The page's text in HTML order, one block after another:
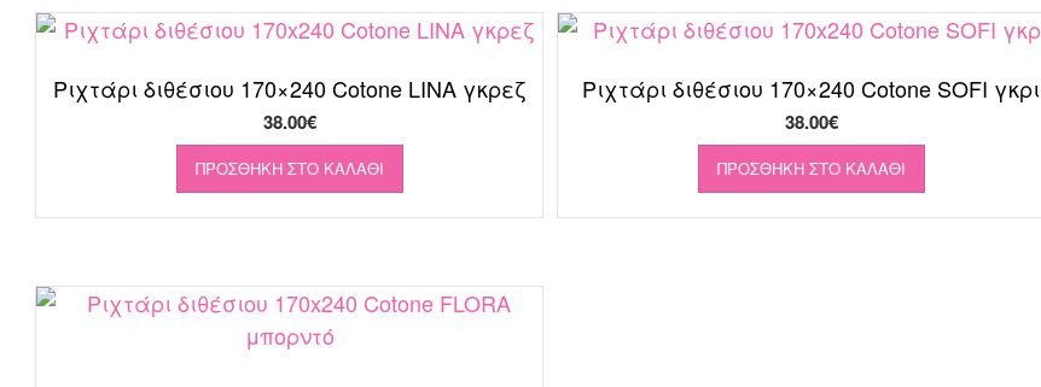
Ριχτάρι διθέσιου 170×240 Cotone LINA γκρεζ
38.00€
ΠΡΟΣΘΉΚΗ ΣΤΟ ΚΑΛΆΘΙ
Ριχτάρι διθέσιου 170×240 Cotone SOFI γκρι
38.00€
ΠΡΟΣΘΉΚΗ ΣΤΟ ΚΑΛΆΘΙ